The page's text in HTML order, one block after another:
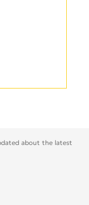
about the latest